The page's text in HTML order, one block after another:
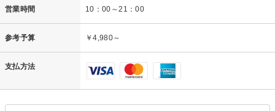
営業時間 10：00～21：00
参考予算 ￥4,980～
支払方法